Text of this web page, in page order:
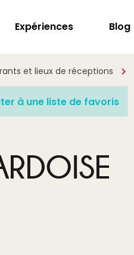
Expériences Blog
et lieux de réceptions
à une liste de favoris